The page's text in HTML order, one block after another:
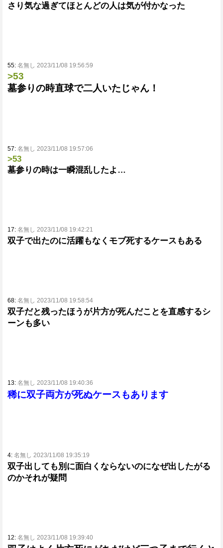
さり気な過ぎてほとんどの人は気が付かなった
55: 名無し 2023/11/08 19:56:59
>53
墓参りの時直球で二人いたじゃん！
57: 名無し 2023/11/08 19:57:06
>53
墓参りの時は一瞬混乱したよ…
17: 名無し 2023/11/08 19:42:21
双子で出たのに活躍もなくモブ死するケースもある
68: 名無し 2023/11/08 19:58:54
双子だと残ったほうが片方が死んだことを直感するシ
ーンも多い
13: 名無し 2023/11/08 19:40:36
稀に双子両方が死ぬケースもあります
4: 名無し 2023/11/08 19:35:19
双子出しても別に面白くならないのになぜ出したがる
のかそれが疑問
12: 名無し 2023/11/08 19:39:40